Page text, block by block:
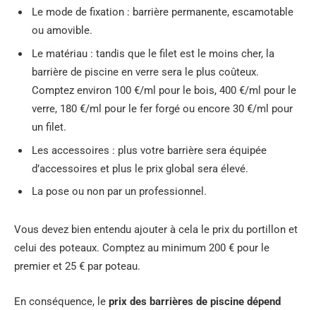
Le mode de fixation : barrière permanente, escamotable
ou amovible.
Le matériau : tandis que le filet est le moins cher, la
barrière de piscine en verre sera le plus coûteux.
Comptez environ 100 €/ml pour le bois, 400 €/ml pour le
verre, 180 €/ml pour le fer forgé ou encore 30 €/ml pour
un filet.
Les accessoires : plus votre barrière sera équipée
d’accessoires et plus le prix global sera élevé.
La pose ou non par un professionnel.
Vous devez bien entendu ajouter à cela le prix du portillon et
celui des poteaux. Comptez au minimum 200 € pour le
premier et 25 € par poteau.
En conséquence, le prix des barrières de piscine dépend